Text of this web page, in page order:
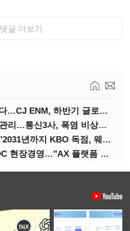
댓글 더보기
티빙·콘텐츠 IP 키운다…CJ ENM, 하반기 글로벌 확장 가속
작업자·통신망 이중 관리…통신3사, 폭염 비상대응 돌입
티빙 첫 분기 흑자…"2031년까지 KBO 독점, 웨이브 합병도 속도"
박윤영 KT 대표, AIDC 현장경영…"AX 플랫폼 핵심 인프라로 키운다"